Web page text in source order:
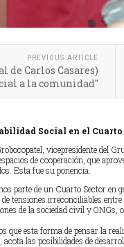
PREVIOUS ARTICLE
Carlos Casares)
a la comunidad"
Social en el
vicepresidente del
de cooperación, que
Esta fue su ponencia.
parte de un Cuarto Sector en
de tensiones irreconciliables
de la sociedad civil y ONGs,
que esta forma de pensar la
acota las posibilidades de